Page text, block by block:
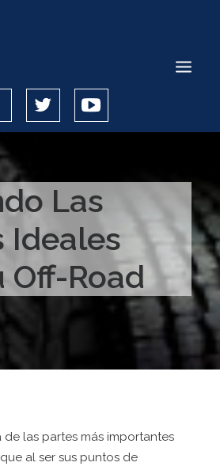
Las
Ideales
Off-Road
de las partes más importantes
al ser sus puntos de